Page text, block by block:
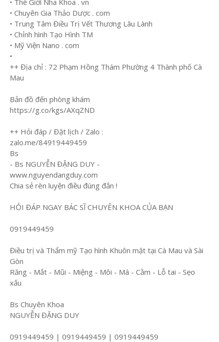
• Thế Giới Nha Khoa . vn
• Chuyên Gia Thảo Dược . com
• Trung Tâm Điều Trị Vết Thương Lâu Lành
• Chỉnh hình Tạo Hình TM
• Mỹ Viện Nano . com
•
++ Địa chỉ : 72 Phạm Hồng Thám Phường 4 Thành phố Cà
Mau
Bản đồ đến phòng khám
https://g.co/kgs/AXqZND
++ Hỏi đáp / Đặt lịch / Zalo :
zalo.me/84919449459
Bs
- Bs NGUYỄN ĐẶNG DUY -
www.nguyendangduy.com
Chia sẻ rèn luyện điều đúng đắn !
HỎI ĐÁP NGAY BÁC SĨ CHUYÊN KHOA CỦA BẠN
0919449459
Điều trị và Thẩm mỹ Tạo hình Khuôn mặt tại Cà Mau và Sài
Gòn
Răng - Mắt - Mũi - Miệng - Môi - Má - Cằm - Lỗ tai - Sẹo
xấu
Bs Chuyên Khoa
NGUYỄN ĐẶNG DUY
0919449459 | 0919449459 | 0919449459